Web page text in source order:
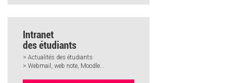
Intranet
des étudiants
> Actualités des étudiants
> Webmail, web note, Moodle...